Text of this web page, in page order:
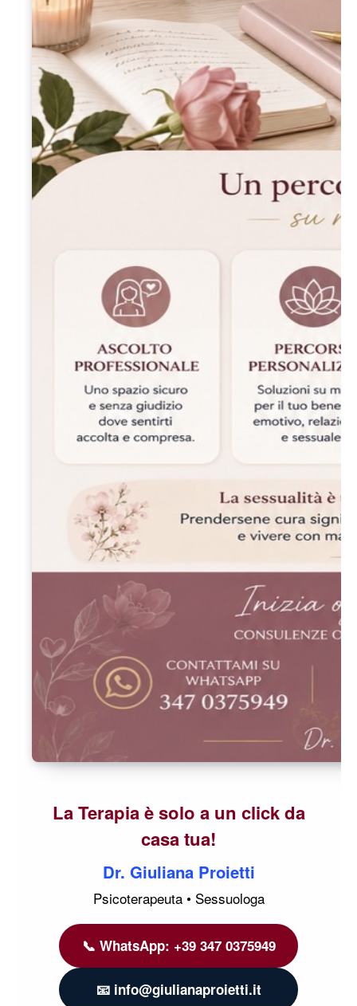
La Terapia è solo a un click da
casa tua!
Dr. Giuliana Proietti
Psicoterapeuta • Sessuologa
📞 WhatsApp: +39 347 0375949
📧 info@giulianaproietti.it